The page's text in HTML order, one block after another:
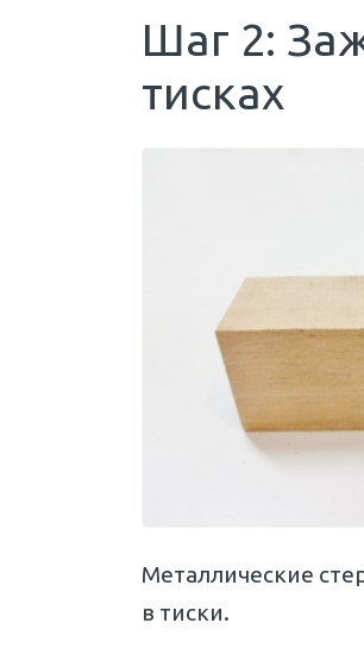
Шаг 2:
тисках
Металлические
в тиски.